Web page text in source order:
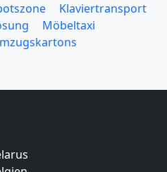
Klaviertransport
Möbeltaxi